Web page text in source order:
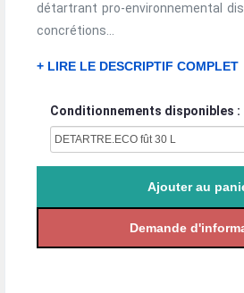
détartrant pro-environnemental
concrétions...
+ LIRE LE DESCRIPTIF COMPLET
Conditionnements disponibles :